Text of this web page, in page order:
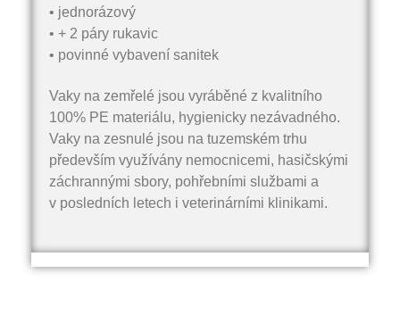
• jednorázový
• + 2 páry rukavic
• povinné vybavení sanitek
Vaky na zemřelé jsou vyráběné z kvalitního
100% PE materiálu, hygienicky nezávadného.
Vaky na zesnulé jsou na tuzemském trhu
především využívány nemocnicemi, hasičskými
záchrannými sbory, pohřebními službami a
v posledních letech i veterinárními klinikami.